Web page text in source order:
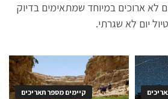
לא ארוכים במיוחד שמתאימים בדיוק
יום לא שגרתי.
קיימים מספר תאריכים